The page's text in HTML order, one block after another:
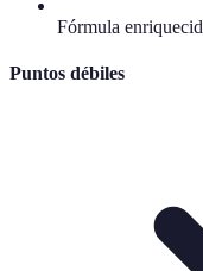
Fórmula
Puntos débiles